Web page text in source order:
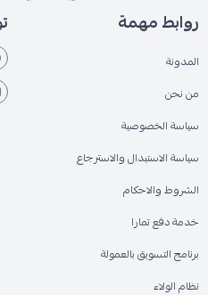
روابط مهمة
المدونة
من نحن
سياسة الخصوصية
سياسة الاستبدال والاسترجاع
الشروط والاحكام
خدمة دفع تمارا
برنامج التسويق بالعمولة
نظام الولاء